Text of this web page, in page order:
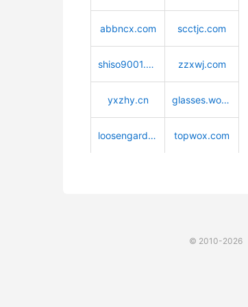
abbncx.com scctjc.com
shiso9001.com zzxwj.com
yxzhy.cn glasses.world
loosengarden.com topwox.com
© 2010-2026